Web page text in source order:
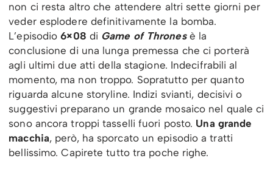
non ci resta altro che attendere altri sette giorni per
veder esplodere definitivamente la bomba.
L’episodio6×08 di Game of Thronesè la
conclusione di una lunga premessa che ci porterà
agli ultimi due atti della stagione. Indecifrabili al
momento, ma non troppo. Sopratutto per quanto
riguarda alcune storyline. Indizi svianti, decisivi o
suggestivi preparano un grande mosaico nel quale ci
sono ancora troppi tasselli fuori posto. Una grande
macchia, però, ha sporcato un episodio a tratti
bellissimo. Capirete tutto tra poche righe.